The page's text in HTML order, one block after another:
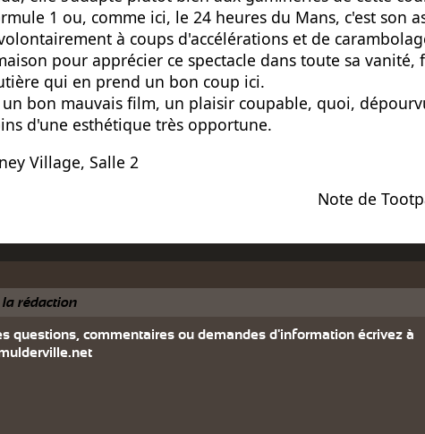
1 ou, comme ici, le 24 heures du Mans, c'est son
à coups d'accélérations et de
pour apprécier ce spectacle dans toute sa vanité,
qui en prend un bon coup ici.
bon mauvais film, un plaisir coupable, quoi,
d'une esthétique très opportune.
Village, Salle 2
Note de
rédaction
questions, commentaires ou demandes d'information écrivez à